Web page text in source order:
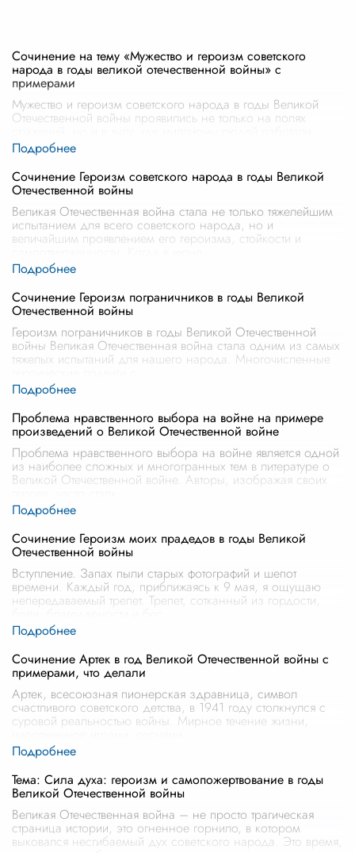
Сочинение на тему «Мужество и героизм советского
народа в годы великой отечественной войны» с
примерами
Мужество и героизм советского народа в годы Великой
Отечественной войны проявились не только на полях
чтобы обеспечить фронт все
Сочинение Героизм советского народа в годы Великой
Отечественной войны
Великая Отечественная война стала не только тяжелейшим
испытанием для всего советского народа, но и
величайшим проявлением его героизма, стойкости и
Сочинение Героизм пограничников в годы Великой
Отечественной войны
Героизм пограничников в годы Великой Отечественной
войны Великая Отечественная война стала одним из самых
тяжелых испытаний для нашего народа. Многочисленные
Проблема нравственного выбора на войне на примере
произведений о Великой Отечественной войне
Проблема нравственного выбора на войне является одной
из наиболее сложных и многогранных тем в литературе о
Великой Отечественной войне. Авторы, изображая своих
Сочинение Героизм моих прадедов в годы Великой
Отечественной войны
Вступление. Запах пыли старых фотографий и шепот
времени. Каждый год, приближаясь к 9 мая, я ощущаю
непередаваемый трепет. Трепет, сотканный из гордости,
Сочинение Артек в год Великой Отечественной войны с
примерами, что делали
Артек, всесоюзная пионерская здравница, символ
счастливого советского детства, в 1941 году столкнулся с
суровой реальностью войны. Мирное течение жизни,
Тема: Сила духа: героизм и самопожертвование в годы
Великой Отечественной войны
Великая Отечественная война – не просто трагическая
страница истории, это огненное горнило, в котором
выковался несгибаемый дух советского народа. Это время,